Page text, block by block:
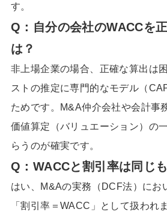
す。
Q：自分の会社のWACCを
は？
非上場企業の場合、正確な算出は
ストの推定に専門的なモデル（
ためです。M&A仲介会社や会計事
価値算定（バリュエーション）の
らうのが確実です。
Q：WACCと割引率は同じ
はい、M&Aの実務（DCF法）にお
「割引率＝WACC」として扱われ